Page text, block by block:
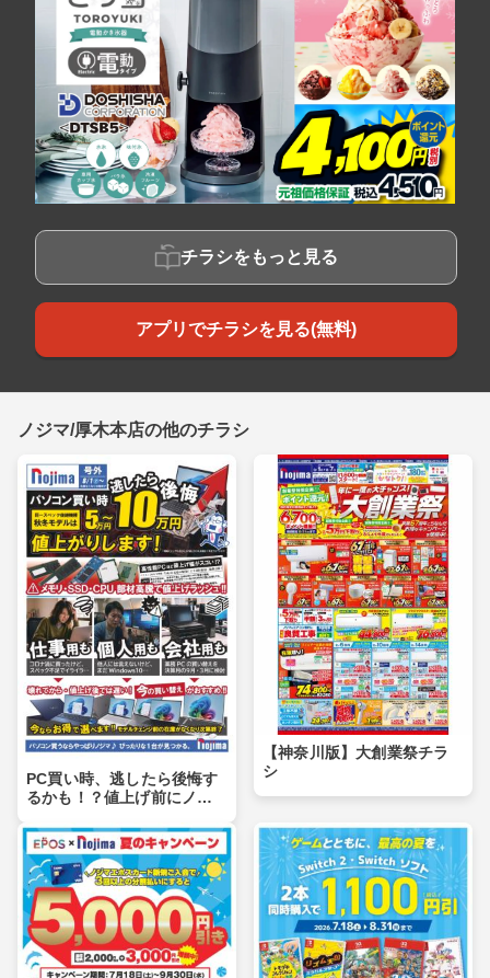
チラシをもっと見る
アプリでチラシを見る(無料)
ノジマ/厚木本店の他のチラシ
PC買い時、逃したら後悔す
るかも！？値上げ前にノジ
【神奈川版】大創業祭チラ
シ